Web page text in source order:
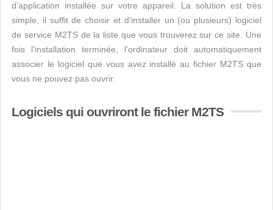
d’application installée sur votre appareil. La solution est très
simple, il suffit de choisir et d'installer un (ou plusieurs) logiciel
de service M2TS de la liste que vous trouverez sur ce site. Une
fois l'installation terminée, l'ordinateur doit automatiquement
associer le logiciel que vous avez installé au fichier M2TS que
vous ne pouvez pas ouvrir.
Logiciels qui ouvriront le fichier M2TS